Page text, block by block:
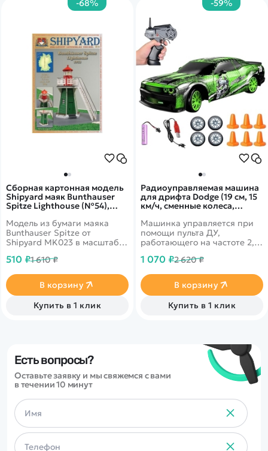
-68%
Сборная картонная модель
Shipyard маяк Bunthauser
Spitze Lighthouse (№54),
Модель из бумаги маяка
Bunthauser Spitze от
Shipyard MK023 в масштабе
510 ₽1 610 ₽
В корзину
Купить в 1 клик
-59%
Радиоуправляемая машина
для дрифта Dodge (19 см, 15
км/ч, сменные колеса,
Машинка управляется при
помощи пульта ДУ,
работающего на частоте 2,4
поставляются комплект
конусы, зарядное устройство
и аккумулятор. Во время
движения у машинки
светятся фары.
1 070 ₽2 620 ₽
В корзину
Купить в 1 клик
Есть вопросы?
Оставьте заявку и мы свяжемся с вами
в течении 10 минут